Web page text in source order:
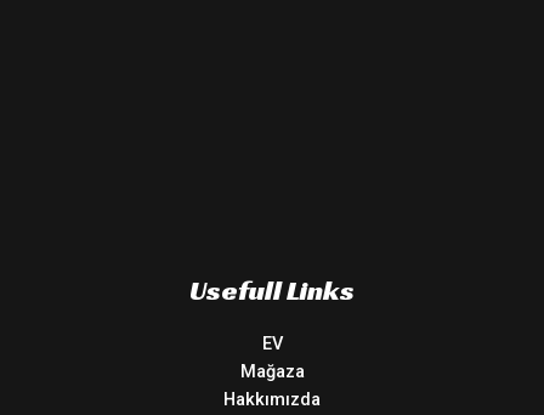
Usefull Links
EV
Mağaza
Hakkımızda